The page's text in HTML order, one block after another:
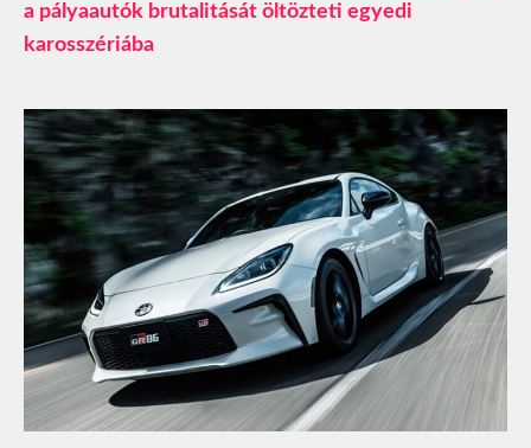
a pályaautók brutalitását öltözteti egyedi
karosszériába